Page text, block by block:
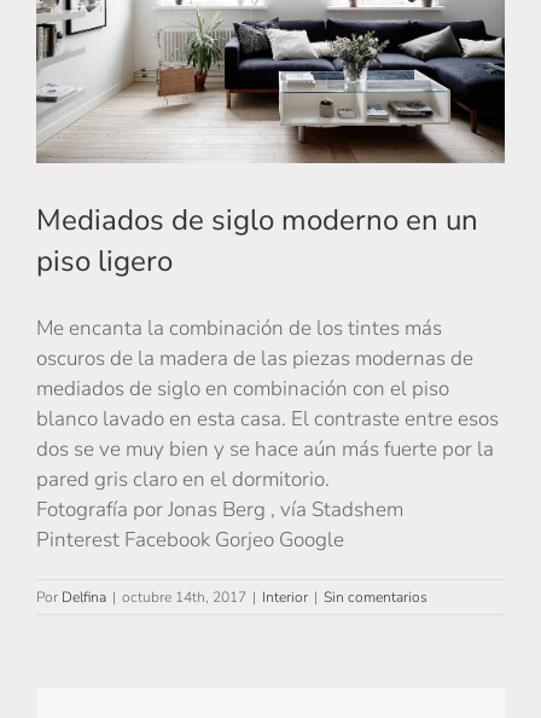
Mediados de siglo moderno en un
piso ligero
Me encanta la combinación de los tintes más
oscuros de la madera de las piezas modernas de
mediados de siglo en combinación con el piso
blanco lavado en esta casa. El contraste entre esos
dos se ve muy bien y se hace aún más fuerte por la
pared gris claro en el dormitorio.
Fotografía por Jonas Berg , vía Stadshem
Pinterest Facebook Gorjeo Google
Por Delfina | octubre 14th, 2017 | Interior | Sin comentarios